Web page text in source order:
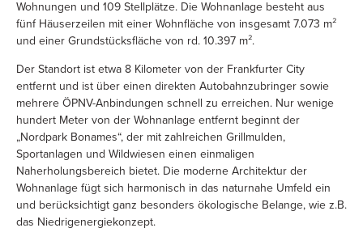
Wohnungen und 109 Stellplätze. Die Wohnanlage besteht aus
fünf Häuserzeilen mit einer Wohnfläche von insgesamt 7.073 m²
und einer Grundstücksfläche von rd. 10.397 m².
Der Standort ist etwa 8 Kilometer von der Frankfurter City
entfernt und ist über einen direkten Autobahnzubringer sowie
mehrere ÖPNV-Anbindungen schnell zu erreichen. Nur wenige
hundert Meter von der Wohnanlage entfernt beginnt der
„Nordpark Bonames“, der mit zahlreichen Grillmulden,
Sportanlagen und Wildwiesen einen einmaligen
Naherholungsbereich bietet. Die moderne Architektur der
Wohnanlage fügt sich harmonisch in das naturnahe Umfeld ein
und berücksichtigt ganz besonders ökologische Belange, wie z.B.
das Niedrigenergiekonzept.